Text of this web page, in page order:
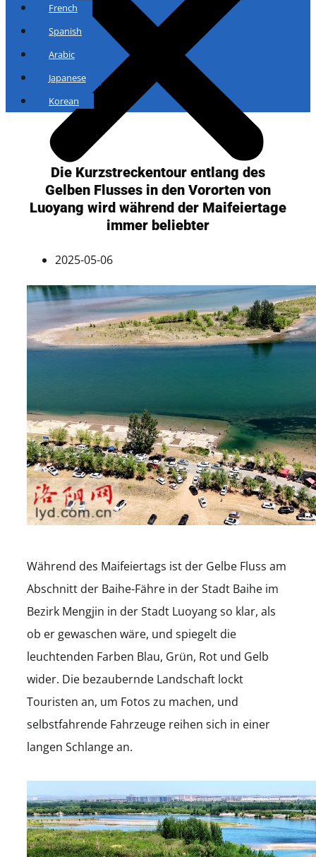
French
Spanish
Arabic
Japanese
Korean
Die Kurzstreckentour entlang des
Gelben Flusses in den Vororten von
Luoyang wird während der Maifeiertage
immer beliebter
2025-05-06
Während des Maifeiertags ist der Gelbe Fluss am
Abschnitt der Baihe-Fähre in der Stadt Baihe im
Bezirk Mengjin in der Stadt Luoyang so klar, als
ob er gewaschen wäre, und spiegelt die
leuchtenden Farben Blau, Grün, Rot und Gelb
wider. Die bezaubernde Landschaft lockt
Touristen an, um Fotos zu machen, und
selbstfahrende Fahrzeuge reihen sich in einer
langen Schlange an.